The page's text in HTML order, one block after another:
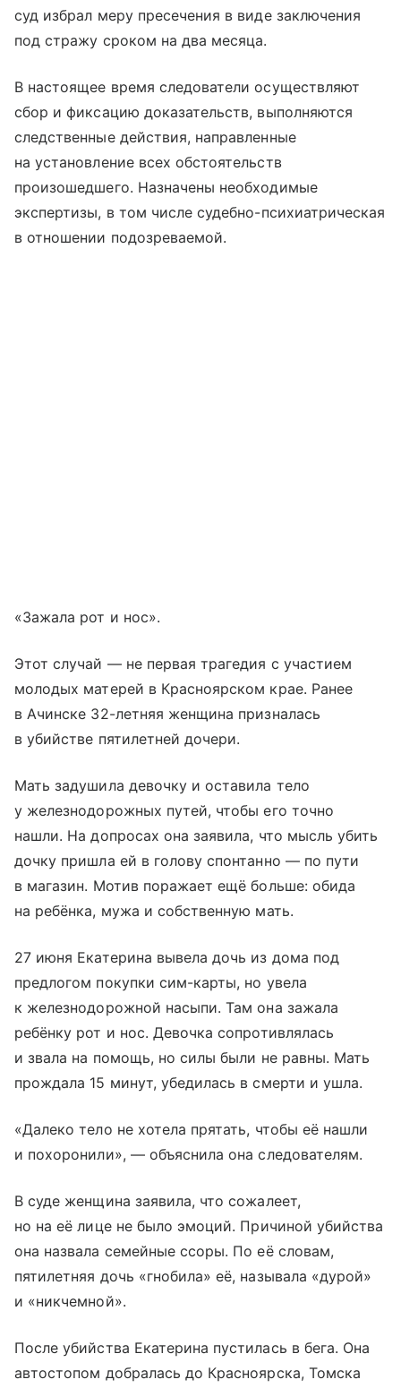
суд избрал меру пресечения в виде заключения
под стражу сроком на два месяца.
В настоящее время следователи осуществляют
сбор и фиксацию доказательств, выполняются
следственные действия, направленные
на установление всех обстоятельств
произошедшего. Назначены необходимые
экспертизы, в том числе судебно-психиатрическая
в отношении подозреваемой.
«Зажала рот и нос».
Этот случай — не первая трагедия с участием
молодых матерей в Красноярском крае. Ранее
в Ачинске 32-летняя женщина призналась
в убийстве пятилетней дочери.
Мать задушила девочку и оставила тело
у железнодорожных путей, чтобы его точно
нашли. На допросах она заявила, что мысль убить
дочку пришла ей в голову спонтанно — по пути
в магазин. Мотив поражает ещё больше: обида
на ребёнка, мужа и собственную мать.
27 июня Екатерина вывела дочь из дома под
предлогом покупки сим-карты, но увела
к железнодорожной насыпи. Там она зажала
ребёнку рот и нос. Девочка сопротивлялась
и звала на помощь, но силы были не равны. Мать
прождала 15 минут, убедилась в смерти и ушла.
«Далеко тело не хотела прятать, чтобы её нашли
и похоронили», — объяснила она следователям.
В суде женщина заявила, что сожалеет,
но на её лице не было эмоций. Причиной убийства
она назвала семейные ссоры. По её словам,
пятилетняя дочь «гнобила» её, называла «дурой»
и «никчемной».
После убийства Екатерина пустилась в бега. Она
автостопом добралась до Красноярска, Томска